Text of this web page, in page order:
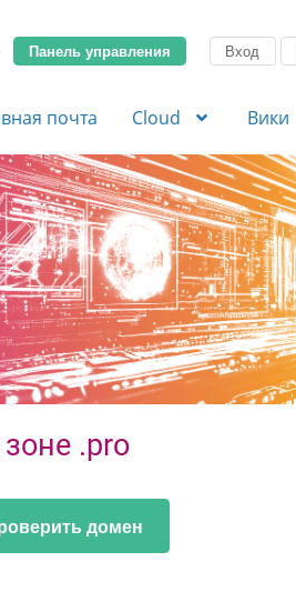
Панель управления Вход
почта Cloud Вики
.pro
домен